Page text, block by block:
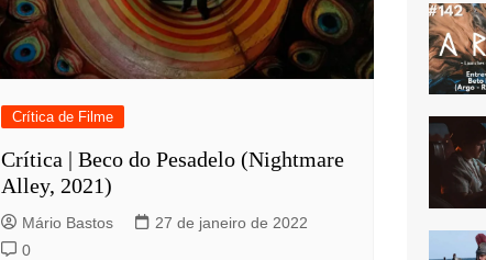
Crítica de Filme
Crítica | Beco do Pesadelo (Nightmare
Alley, 2021)
Mário Bastos
27 de janeiro de 2022
0